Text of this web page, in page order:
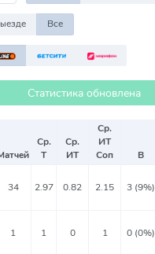
Все
Статистика обновлена
Ср.
Т
Ср.
ИТ
Ср.
ИТ
Соп
В
34 2.97 0.82 2.15 3 (9%)
1 1 0 1 0 (0%)